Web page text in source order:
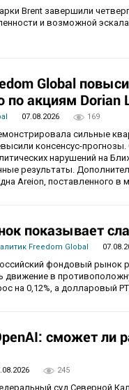
Brent завершили
и возможной
Global
акциям Dorian
07.08.2026 169
сильные
консенсус-
нарушений на
результаты.
Areion, поставленного в
показывает
Freedom Global
фондовый
движение в
на 0,12%, а долларовый
сможет ли
245
суд Северной